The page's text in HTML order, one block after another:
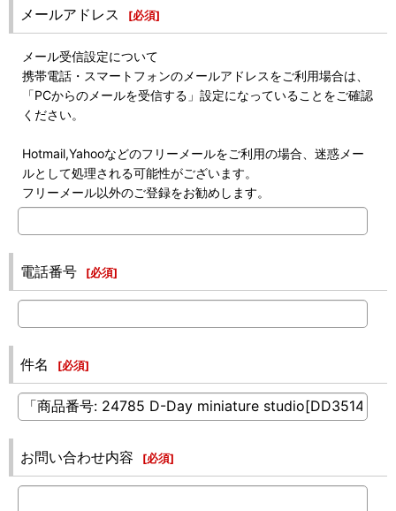
メールアドレス [必須]
メール受信設定について
携帯電話・スマートフォンのメールアドレスをご利用場合は、
「PCからのメールを受信する」設定になっていることをご確認
ください。
Hotmail,Yahooなどのフリーメールをご利用の場合、迷惑メー
ルとして処理される可能性がございます。
フリーメール以外のご登録をお勧めします。
電話番号 [必須]
件名 [必須]
お問い合わせ内容 [必須]